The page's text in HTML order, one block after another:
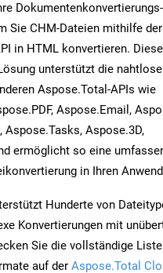
Dokumentenkonvertierungs-
Sie CHM-Dateien mithilfe
in HTML konvertieren. Diese
unterstützt die nahtlose
Aspose.Total-APIs wie
Aspose.Email,
Aspose.Tasks, Aspose.3D,
ermöglicht so eine
in Ihren
Hunderte von
Konvertierungen mit
Sie die vollständige
auf der Aspose.Total